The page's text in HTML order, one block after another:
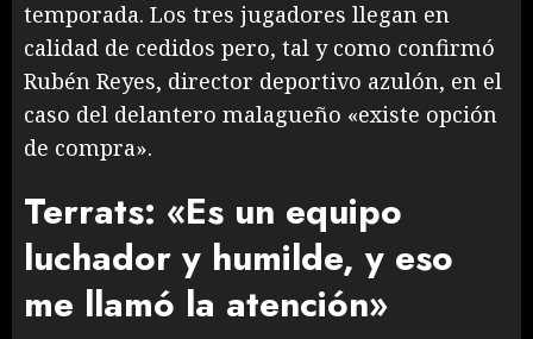
temporada. Los tres jugadores llegan en
calidad de cedidos pero, tal y como confirmó
Rubén Reyes, director deportivo azulón, en el
caso del delantero malagueño «existe opción
de compra».
Terrats: «Es un equipo
luchador y humilde, y eso
me llamó la atención»